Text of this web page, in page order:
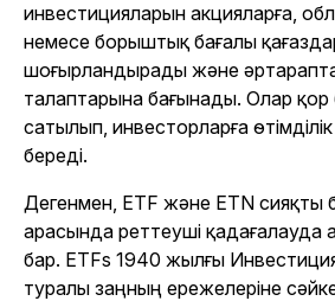
инвестицияларын акцияларға,
немесе борыштық бағалы
шоғырландырады және
талаптарына бағынады. Олар
сатылып, инвесторларға
береді.
Дегенмен, ETF және ETN сияқты
арасында реттеуші
бар. ETFs 1940 жылғы
туралы заңның ережелеріне